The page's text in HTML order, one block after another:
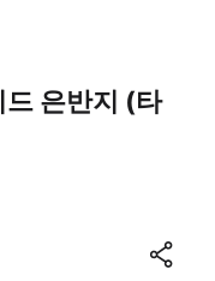
은반지 (타